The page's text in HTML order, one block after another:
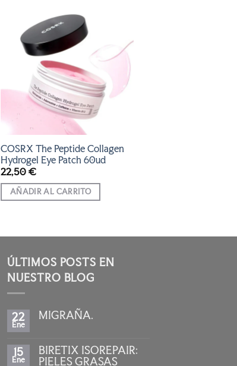
DE
COSRX The Peptide Collagen
Hydrogel Eye Patch 60ud
22,50 €
AÑADIR AL CARRITO
ÚLTIMOS POSTS EN
NUESTRO BLOG
22
Ene
MIGRAÑA.
en
MIGRAÑA.
15
Ene
BIRETIX ISOREPAIR:
PIELES GRASAS